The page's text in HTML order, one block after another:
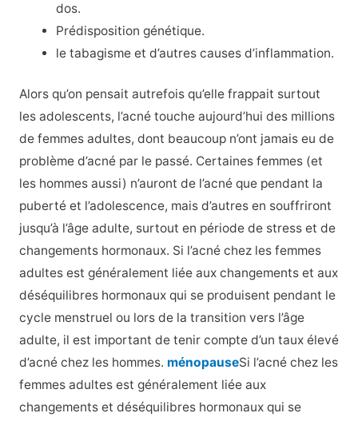
dos.
Prédisposition génétique.
le tabagisme et d’autres causes d’inflammation.
Alors qu’on pensait autrefois qu’elle frappait surtout
les adolescents, l’acné touche aujourd’hui des millions
de femmes adultes, dont beaucoup n’ont jamais eu de
problème d’acné par le passé. Certaines femmes (et
les hommes aussi) n’auront de l’acné que pendant la
puberté et l’adolescence, mais d’autres en souffriront
jusqu’à l’âge adulte, surtout en période de stress et de
changements hormonaux. Si l’acné chez les femmes
adultes est généralement liée aux changements et aux
déséquilibres hormonaux qui se produisent pendant le
cycle menstruel ou lors de la transition vers l’âge
adulte, il est important de tenir compte d’un taux élevé
d’acné chez les hommes. ménopauseSi l’acné chez les
femmes adultes est généralement liée aux
changements et déséquilibres hormonaux qui se